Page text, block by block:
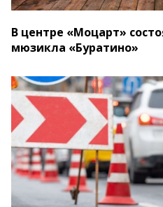
В центре «Моцарт»
мюзикла «Буратино»